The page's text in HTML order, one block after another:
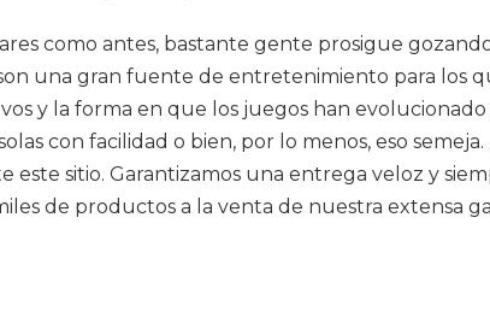
como antes, bastante gente prosigue
una gran fuente de entretenimiento para los
y la forma en que los juegos han
con facilidad o bien, por lo menos, eso
sitio. Garantizamos una entrega veloz y
de productos a la venta de nuestra extensa